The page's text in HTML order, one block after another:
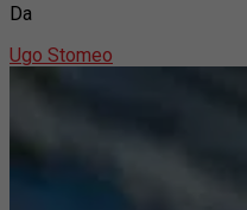
Da
Ugo Stomeo